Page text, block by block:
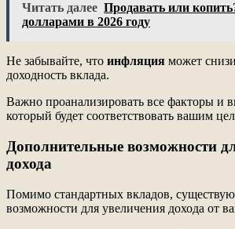
Читать далее Продавать или
долларами в 2026 году
Не забывайте, что инфляция может
доходность вклада.
Важно проанализировать все факторы и
который будет соответствовать вашим
Дополнительные возможности
дохода
Помимо стандартных вкладов,
возможности для увеличения дохода от